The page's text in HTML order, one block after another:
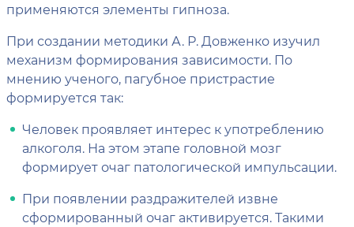
применяются элементы гипноза.
При создании методики А. Р. Довженко изучил
механизм формирования зависимости. По
мнению ученого, пагубное пристрастие
формируется так:
Человек проявляет интерес к употреблению
алкоголя. На этом этапе головной мозг
формирует очаг патологической импульсации.
При появлении раздражителей извне
сформированный очаг активируется. Такими